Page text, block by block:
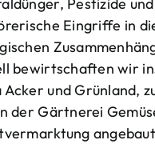
Pestizide
Eingriffe in
bewirtschaften wir
Acker und Grünland,
der Gärtnerei